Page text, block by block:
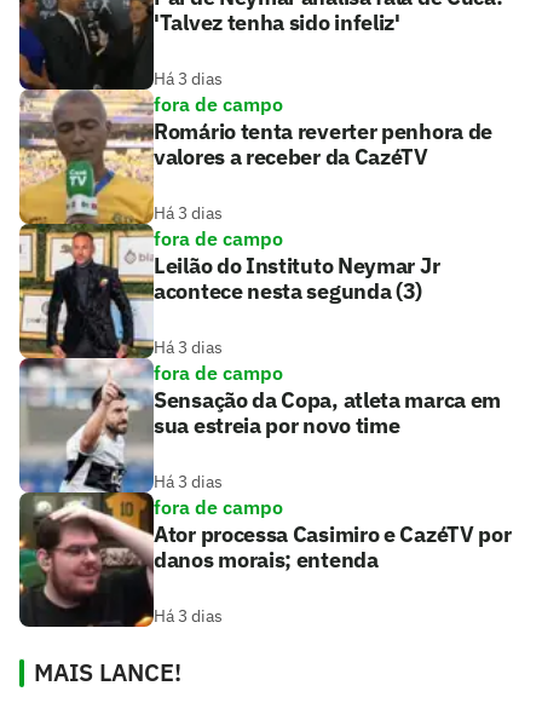
'Talvez tenha sido infeliz'
Há 3 dias
fora de campo
Romário tenta reverter penhora de
valores a receber da CazéTV
Há 3 dias
fora de campo
Leilão do Instituto Neymar Jr
acontece nesta segunda (3)
Há 3 dias
fora de campo
Sensação da Copa, atleta marca em
sua estreia por novo time
Há 3 dias
fora de campo
Ator processa Casimiro e CazéTV por
danos morais; entenda
Há 3 dias
MAIS LANCE!